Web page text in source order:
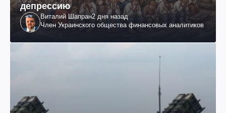
депрессию
Виталий Шапран2 дня назад
Член Украинского общества финансовых аналитиков